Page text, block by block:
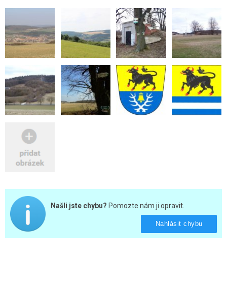
Našli jste chybu? Pomozte nám ji opravit.
Nahlásit chybu